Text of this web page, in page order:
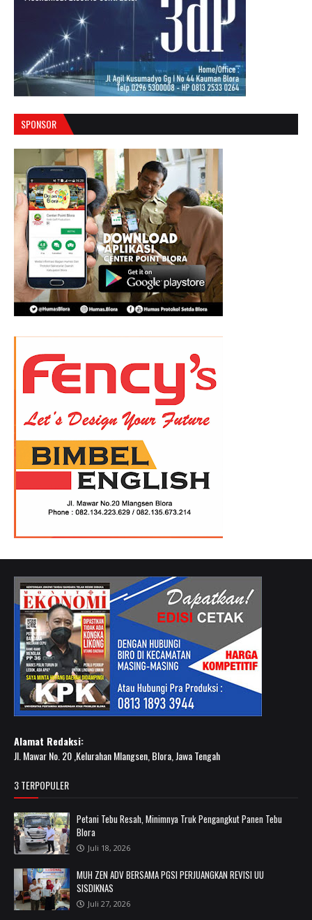
SPONSOR
Alamat Redaksi:
Jl. Mawar No. 20 ,Kelurahan Mlangsen, Blora, Jawa Tengah
3 TERPOPULER
Petani Tebu Resah, Minimnya Truk Pengangkut Panen Tebu
Blora
Juli 18, 2026
MUH ZEN ADV BERSAMA PGSI PERJUANGKAN REVISI UU
SISDIKNAS
Juli 27, 2026